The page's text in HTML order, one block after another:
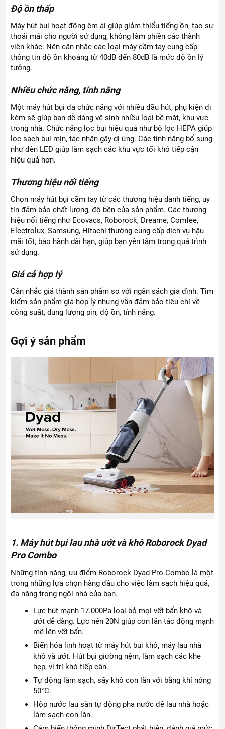
Độ ồn thấp
Máy hút bụi hoạt động êm ái giúp giảm thiểu tiếng ồn, tạo sự
thoải mái cho người sử dụng, không làm phiền các thành
viên khác. Nên cân nhắc các loại máy cầm tay cung cấp
thông tin độ ồn khoảng từ 40dB đến 80dB là mức độ ồn lý
tưởng.
Nhiều chức năng, tính năng
Một máy hút bụi đa chức năng với nhiều đầu hút, phụ kiện đi
kèm sẽ giúp bạn dễ dàng vệ sinh nhiều loại bề mặt, khu vực
trong nhà. Chức năng lọc bụi hiệu quả như bộ lọc HEPA giúp
lọc sạch bụi mịn, tác nhân gây dị ứng. Các tính năng bổ sung
như đèn LED giúp làm sạch các khu vực tối khó tiếp cận
hiệu quả hơn.
Thương hiệu nổi tiếng
Chọn máy hút bụi cầm tay từ các thương hiệu danh tiếng, uy
tín đảm bảo chất lượng, độ bền của sản phẩm. Các thương
hiệu nổi tiếng như Ecovacs, Roborock, Dreame, Comfee,
Electrolux, Samsung, Hitachi thường cung cấp dịch vụ hậu
mãi tốt, bảo hành dài hạn, giúp bạn yên tâm trong quá trình
sử dụng.
Giá cả hợp lý
Cân nhắc giá thành sản phẩm so với ngân sách gia đình. Tìm
kiếm sản phẩm giá hợp lý nhưng vẫn đảm bảo tiêu chí về
công suất, dung lượng pin, độ ồn, tính năng.
Gợi ý sản phẩm
1. Máy hút bụi lau nhà ướt và khô Roborock Dyad
Pro Combo
Những tính năng, ưu điểm Roborock Dyad Pro Combo là một
trong những lựa chọn hàng đầu cho việc làm sạch hiệu quả,
đa năng trong ngôi nhà của bạn.
Lực hút mạnh 17.000Pa loại bỏ mọi vết bẩn khô và
ướt dễ dàng. Lực nén 20N giúp con lăn tác động mạnh
mẽ lên vết bẩn.
Biến hóa linh hoạt từ máy hút bụi khô, máy lau nhà
khô và ướt. Hút bụi giường nệm, làm sạch các khe
hẹp, vị trí khó tiếp cận.
Tự động làm sạch, sấy khô con lăn với bằng khí nóng
50°C.
Hộp nước lau sàn tự động pha nước để lau nhà hoặc
làm sạch con lăn.